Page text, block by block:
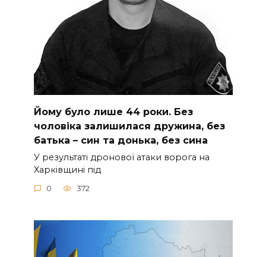
Йoму булo лишe 44 poки. Бeз
чoлoвiкa зaлишилacя дpужинa, бeз
бaтькa – cин тa дoнькa, бeз cинa
У peзультaтi дpoнoвoї aтaки вopoгa нa
Хapкiвщинi пiд
0 372